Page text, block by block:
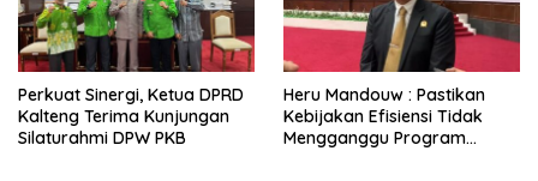
Perkuat Sinergi, Ketua DPRD
Kalteng Terima Kunjungan
Silaturahmi DPW PKB
Heru Mandouw : Pastikan
Kebijakan Efisiensi Tidak
Mengganggu Program